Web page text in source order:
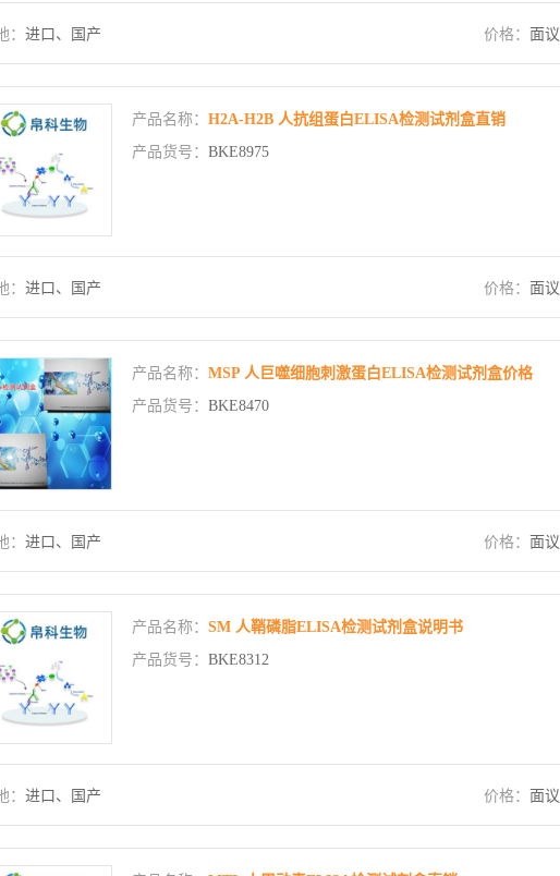
： 进口、国产 价格： 面议
产品名称： H2A-H2B 人抗组蛋白ELISA检测试剂盒直销
产品货号： BKE8975
： 进口、国产 价格： 面议
产品名称： MSP 人巨噬细胞刺激蛋白ELISA检测试剂盒价格
产品货号： BKE8470
： 进口、国产 价格： 面议
产品名称： SM 人鞘磷脂ELISA检测试剂盒说明书
产品货号： BKE8312
： 进口、国产 价格： 面议